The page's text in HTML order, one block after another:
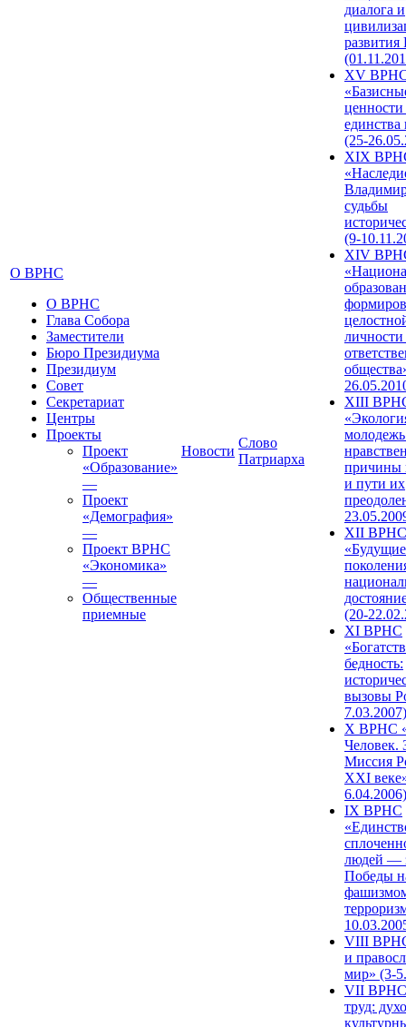
О ВРНС
О ВРНС
Глава Собора
Заместители
Бюро Президиума
Президиум
Совет
Секретариат
Центры
Проекты
Проект
«Образование»
—
Проект
«Демография»
—
Проект ВРНС
«Экономика»
—
Общественные
приемные
Новости
Слово
Патриарха
диалога и
развития
XV
единства
(25-
XIX
судьбы
(9-
XIV
XIII
причины
и пути их
XII ВРНС
«Будущие
(20-
XI ВРНС
бедность:
вызовы
7.03.2007)
X ВРНС
Человек.
Миссия
XXI
6.04.2006)
IX ВРНС
людей —
Победы
VIII
и
мир» (3-
VII ВРНС
труд: